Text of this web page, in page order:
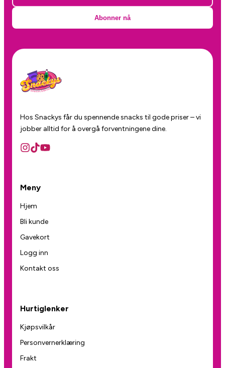
Abonner nå
Hos Snackys får du spennende snacks til gode priser – vi
jobber alltid for å overgå forventningene dine.
Meny
Hjem
Bli kunde
Gavekort
Logg inn
Kontakt oss
Hurtiglenker
Kjøpsvilkår
Personvernerklæring
Frakt